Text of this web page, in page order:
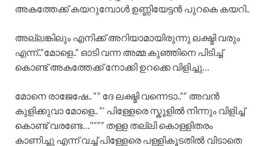
അകത്തേക്ക് കയറുമ്പോൾ ഉണ്ണിയേട്ടൻ പുറകെ കയറി..
അല്ലങ്കിലും എനിക്ക് അറിയാമായിരുന്നു ലക്ഷ്മി വരും
എന്ന്..”മോളെ..” ഓടി വന്ന അമ്മ കുഞ്ഞിനെ പിടിച്ച്
കൊണ്ട് അകത്തേക്ക് നോക്കി ഉറക്കെ വിളിച്ചു…
മോനെ രാജേഷേ.. “” ദേ ലക്ഷ്മി വന്നെടാ..”” അവൻ
കുളിക്കുവാ മോളെ.. “‘ പിള്ളേരെ സ്കൂളിൽ നിന്നും വിളിച്ച്
കൊണ്ട് വരണ്ടേ…”””” തള്ള തല്ലി കൊള്ളിതരം
കാണിച്ചു എന്ന് വച്ച് പിള്ളേരെ പള്ളികൂടതിൽ വിടാതെ